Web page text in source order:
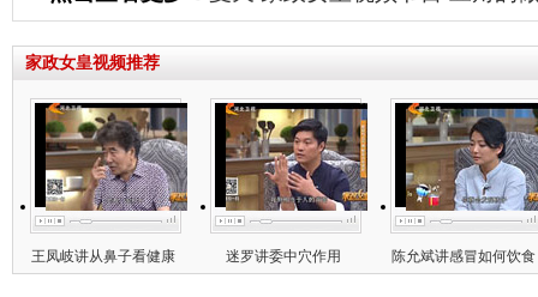
家政女皇视频推荐
王凤岐讲从鼻子看健康 迷罗讲委中穴作用 陈允斌讲感冒如何饮食